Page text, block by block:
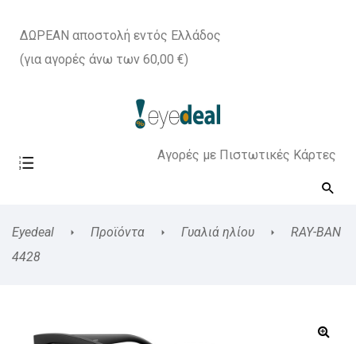
ΔΩΡΕΑΝ αποστολή εντός Ελλάδος
(για αγορές άνω των 60,00 €)
Αγορές με Πιστωτικές Κάρτες
Eyedeal Προϊόντα Γυαλιά ηλίου
RAY-BAN
4428